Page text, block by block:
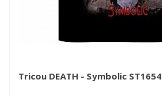
Tricou DEATH - Symbolic ST1654